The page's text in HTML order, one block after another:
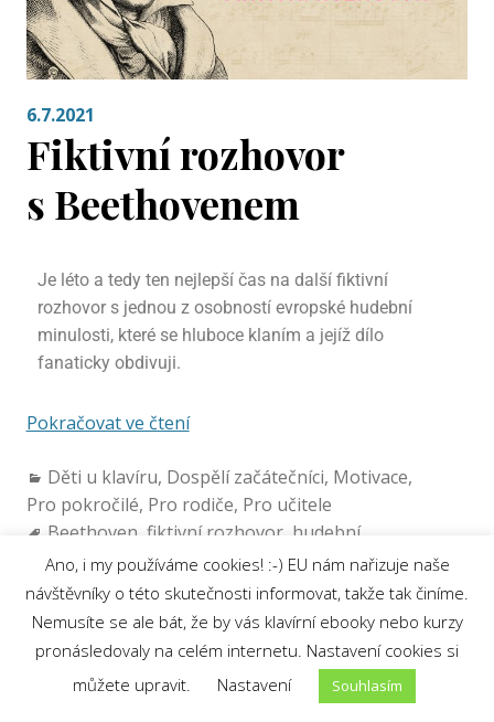
6.7.2021
Fiktivní rozhovor
s Beethovenem
Je léto a tedy ten nejlepší čas na další fiktivní
rozhovor s jednou z osobností evropské hudební
minulosti, které se hluboce klaním a jejíž dílo
fanaticky obdivuji.
Pokračovat ve čtení
Děti u klavíru, Dospělí začátečníci, Motivace,
Pro pokročilé, Pro rodiče, Pro učitele
Beethoven fiktivní rozhovor, hudební
skladatel,klasicismus ,klavírní skladby, klavírní
skladby od Beethovena,Ludwig van Beethoven ,
Pro Elišku ,romantismus,rozhovor s
Beethovenem, skladby pro klavír
Eva Lorenc
Ano, i my používáme cookies! :-) EU nám nařizuje naše
návštěvníky o této skutečnosti informovat, takže tak činíme.
Nemusíte se ale bát, že by vás klavírní ebooky nebo kurzy
pronásledovaly na celém internetu. Nastavení cookies si
můžete upravit.
Nastavení Souhlasím